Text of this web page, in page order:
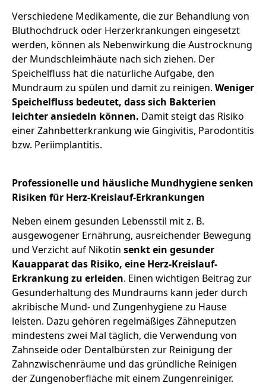
Verschiedene Medikamente, die zur Behandlung von
Bluthochdruck oder Herzerkrankungen eingesetzt
werden, können als Nebenwirkung die Austrocknung
der Mundschleimhäute nach sich ziehen. Der
Speichelfluss hat die natürliche Aufgabe, den
Mundraum zu spülen und damit zu reinigen. Weniger
Speichelfluss bedeutet, dass sich Bakterien
leichter ansiedeln können. Damit steigt das Risiko
einer Zahnbetterkrankung wie Gingivitis, Parodontitis
bzw. Periimplantitis.
Professionelle und häusliche Mundhygiene senken
Risiken für Herz-Kreislauf-Erkrankungen
Neben einem gesunden Lebensstil mit z. B.
ausgewogener Ernährung, ausreichender Bewegung
und Verzicht auf Nikotin senkt ein gesunder
Kauapparat das Risiko, eine Herz-Kreislauf-
Erkrankung zu erleiden. Einen wichtigen Beitrag zur
Gesunderhaltung des Mundraums kann jeder durch
akribische Mund- und Zungenhygiene zu Hause
leisten. Dazu gehören regelmäßiges Zähneputzen
mindestens zwei Mal täglich, die Verwendung von
Zahnseide oder Dentalbürsten zur Reinigung der
Zahnzwischenräume und das gründliche Reinigen
der Zungenoberfläche mit einem Zungenreiniger.